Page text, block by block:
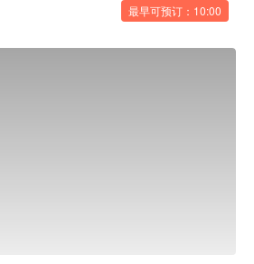
最早可预订：10:00